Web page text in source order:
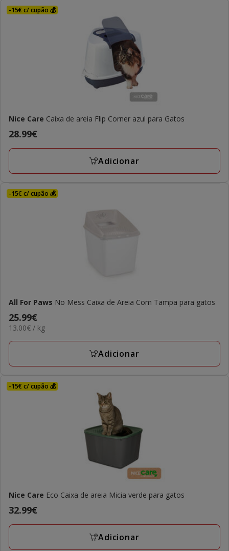
-15€ c/ cupão 💰
Nice Care Caixa de areia Flip Corner azul para Gatos
Preço
28.99€
28.99€
Adicionar
-15€ c/ cupão 💰
All For Paws No Mess Caixa de Areia Com Tampa para gatos
Preço
25.99€
25.99€
13.00€
kg
13.00€ / kg
Adicionar
-15€ c/ cupão 💰
Nice Care Eco Caixa de areia Micia verde para gatos
Preço
32.99€
32.99€
Adicionar